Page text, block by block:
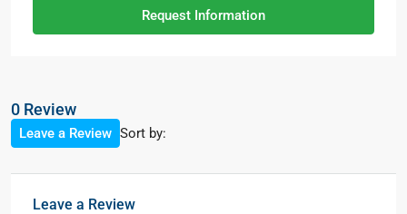
Request Information
0 Review
Sort by:
Leave a Review
Leave a Review